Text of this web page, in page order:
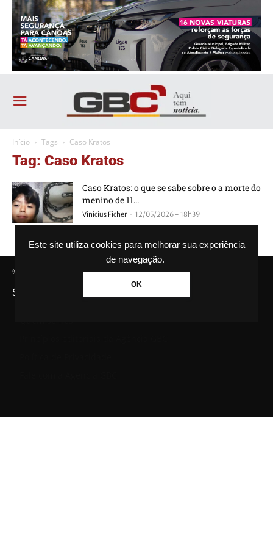
Este site utiliza cookies para melhorar sua experiência
de navegação.
OK
Início Tags Caso Kratos
Tag: Caso Kratos
Caso Kratos: o que se sabe sobre o a morte do
menino de 11...
Vinicius Ficher - 12/05/2026 - 18h39
© Agência GBC. Aqui tem notícia. Todos os direitos reservados.
SAIBA MAIS SOBRE A AGÊNCIA GBC